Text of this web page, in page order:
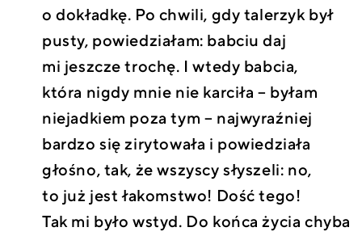
o dokładkę. Po chwili, gdy talerzyk był
pusty, powiedziałam: babciu daj
mi jeszcze trochę. I wtedy babcia,
która nigdy mnie nie karciła – byłam
niejadkiem poza tym – najwyraźniej
bardzo się zirytowała i powiedziała
głośno, tak, że wszyscy słyszeli: no,
to już jest łakomstwo! Dość tego!
Tak mi było wstyd. Do końca życia chyba